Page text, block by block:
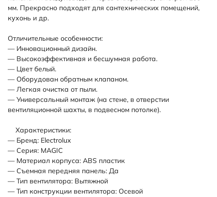
мм. Прекрасно подходят для сантехнических помещений,
кухонь и др.
Отличительные особенности:
— Инновационный дизайн.
— Высокоэффективная и бесшумная работа.
— Цвет белый.
— Оборудован обратным клапаном.
— Легкая очистка от пыли.
— Универсальный монтаж (на стене, в отверстии
вентиляционной шахты, в подвесном потолке).
Характеристики:
— Бренд: Electrolux
— Серия: MAGIC
— Материал корпуса: ABS пластик
— Съемная передняя панель: Да
— Тип вентилятора: Вытяжной
— Тип конструкции вентилятора: Осевой